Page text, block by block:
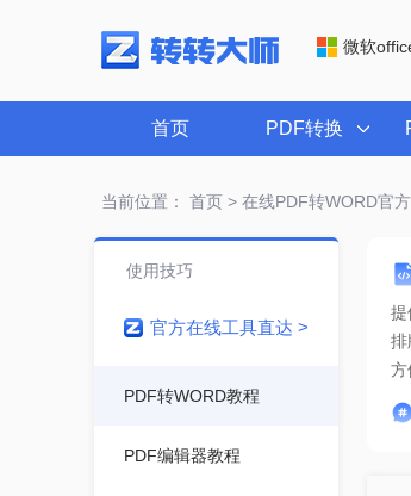
微软
首页 PDF转换
当前位置： 首页> 在线PDF转WORD官
提
方
使用技巧
官方在线工具直达 >
PDF转WORD教程
PDF编辑器教程